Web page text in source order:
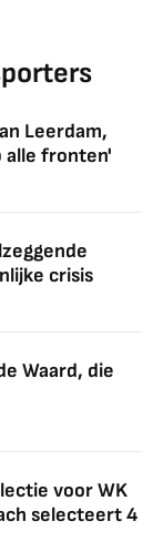
Leerdam,
alle fronten'
crisis
Waard, die
voor WK
selecteert 4